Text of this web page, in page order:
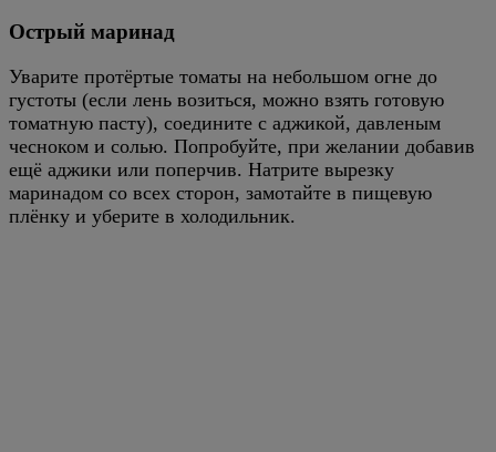
Острый маринад
Уварите протёртые томаты на небольшом огне до
густоты (если лень возиться, можно взять готовую
томатную пасту), соедините с аджикой, давленым
чесноком и солью. Попробуйте, при желании добавив
ещё аджики или поперчив. Натрите вырезку
маринадом со всех сторон, замотайте в пищевую
плёнку и уберите в холодильник.